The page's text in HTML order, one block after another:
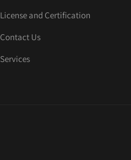
License and Certification
Contact Us
Services